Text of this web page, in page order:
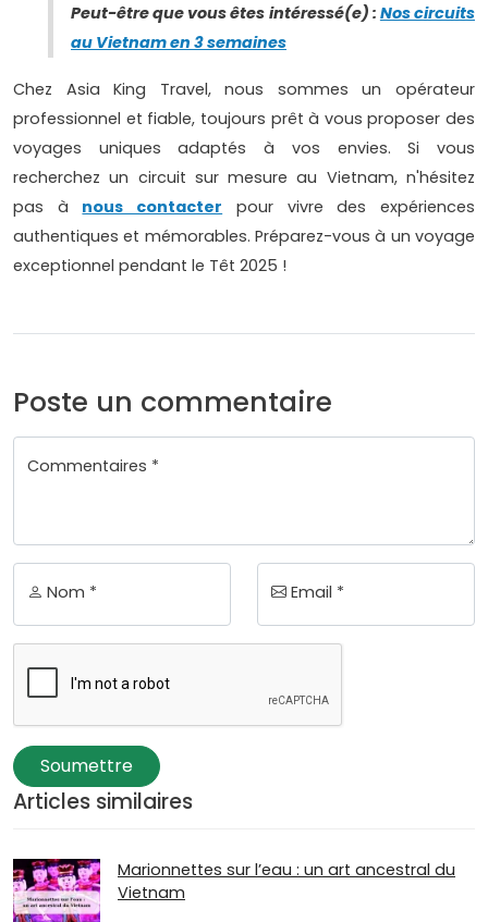
Peut-être que vous êtes intéressé(e) : Nos circuits
au Vietnam en 3 semaines
Chez Asia King Travel, nous sommes un opérateur
professionnel et fiable, toujours prêt à vous proposer des
voyages uniques adaptés à vos envies. Si vous
recherchez un circuit sur mesure au Vietnam, n'hésitez
pas à nous contacter pour vivre des expériences
authentiques et mémorables. Préparez-vous à un voyage
exceptionnel pendant le Têt 2025 !
Poste un commentaire
Commentaires *
Nom * Email *
Soumettre
Articles similaires
Marionnettes sur l’eau : un art ancestral du
Vietnam